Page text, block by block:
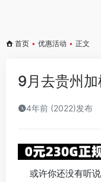
首页 • 优惠活动 • 正文
9月去贵州
4年前 (2022)发布
或许你还没有听说